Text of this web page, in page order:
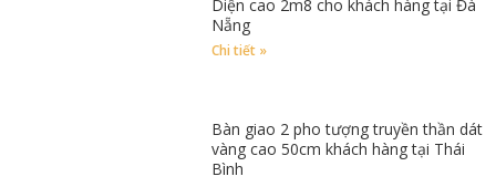
Diện cao 2m8 cho khách hàng tại Đà
Nẵng
Chi tiết »
Bàn giao 2 pho tượng truyền thần dát
vàng cao 50cm khách hàng tại Thái
Bình